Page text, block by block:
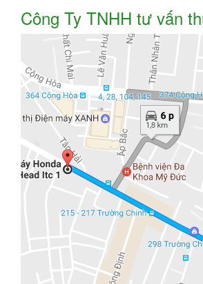
Công Ty TNHH tư vấn